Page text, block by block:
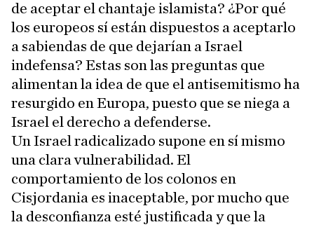
de aceptar el chantaje islamista? ¿Por qué
los europeos sí están dispuestos a aceptarlo
a sabiendas de que dejarían a Israel
indefensa? Estas son las preguntas que
alimentan la idea de que el antisemitismo ha
resurgido en Europa, puesto que se niega a
Israel el derecho a defenderse.
Un Israel radicalizado supone en sí mismo
una clara vulnerabilidad. El
comportamiento de los colonos en
Cisjordania es inaceptable, por mucho que
la desconfianza esté justificada y que la